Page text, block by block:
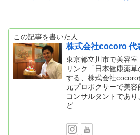
この記事を書いた人
株式会社cocoro 代
東京都立川市で美容
リンク「日本健康薬
する、株式会社cocoro
元プロボクサーで美
コンサルタントであ
ど